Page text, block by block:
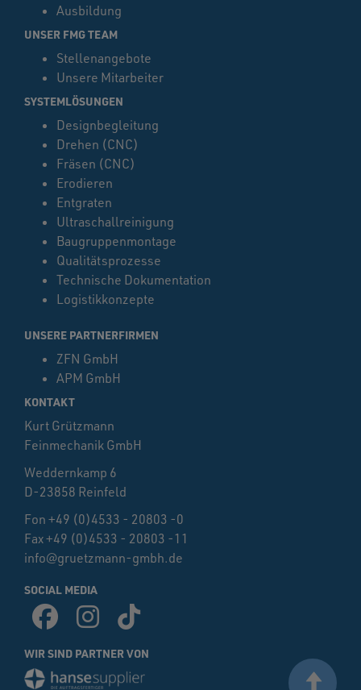
Ausbildung
UNSER FMG TEAM
Stellenangebote
Unsere Mitarbeiter
SYSTEMLÖSUNGEN
Designbegleitung
Drehen (CNC)
Fräsen (CNC)
Erodieren
Entgraten
Ultraschallreinigung
Baugruppenmontage
Qualitätsprozesse
Technische Dokumentation
Logistikkonzepte
UNSERE PARTNERFIRMEN
ZFN GmbH
APM GmbH
KONTAKT
Kurt Grützmann
Feinmechanik GmbH
Weddernkamp 6
D-23858 Reinfeld
Fon +49 (0)4533 - 20803 -0
Fax +49 (0)4533 - 20803 -11
info@gruetzmann-gmbh.de
SOCIAL MEDIA
WIR SIND PARTNER VON